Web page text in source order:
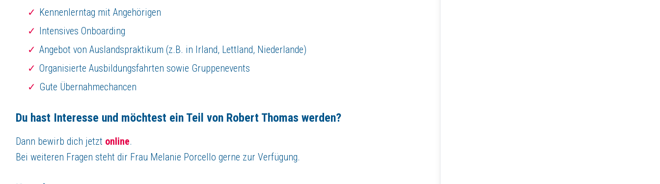
Kennenlerntag mit Angehörigen
Intensives Onboarding
Angebot von Auslandspraktikum (z.B. in Irland, Lettland, Niederlande)
Organisierte Ausbildungsfahrten sowie Gruppenevents
Gute Übernahmechancen
Du hast Interesse und möchtest ein Teil von Robert Thomas werden?
Dann bewirb dich jetzt online.
Bei weiteren Fragen steht dir Frau Melanie Porcello gerne zur Verfügung.